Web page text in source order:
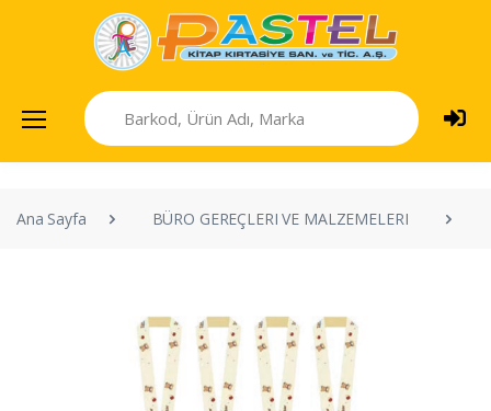
Ana Sayfa BÜRO GEREÇLERI VE MALZEMELERI